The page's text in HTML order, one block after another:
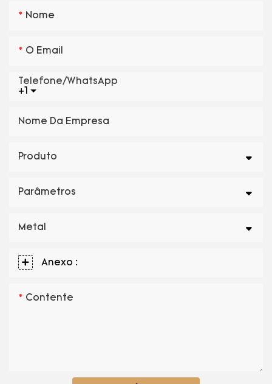
Nome
O Email
+1
Telefone/WhatsApp
Nome Da Empresa
Produto
Parâmetros
Metal
Anexo :
Contente